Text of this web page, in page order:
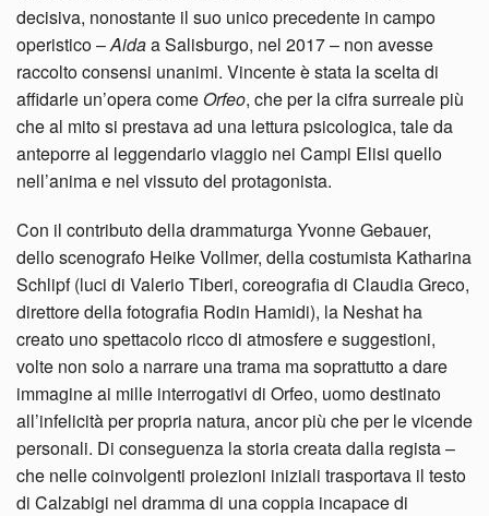
decisiva, nonostante il suo unico precedente in campo
operistico –Aidaa Salisburgo, nel 2017 – non avesse
raccolto consensi unanimi. Vincente è stata la scelta di
affidarle un’opera come Orfeo, che per la cifra surreale più
che al mito si prestava ad una lettura psicologica, tale da
anteporre al leggendario viaggio nei Campi Elisi quello
nell’anima e nel vissuto del protagonista.
Con il contributo della drammaturga Yvonne Gebauer,
dello scenografo Heike Vollmer, della costumista Katharina
Schlipf (luci di Valerio Tiberi, coreografia di Claudia Greco,
direttore della fotografia Rodin Hamidi), la Neshat ha
creato uno spettacolo ricco di atmosfere e suggestioni,
volte non solo a narrare una trama ma soprattutto a dare
immagine ai mille interrogativi di Orfeo, uomo destinato
all’infelicità per propria natura, ancor più che per le vicende
personali. Di conseguenza la storia creata dalla regista –
che nelle coinvolgenti proiezioni iniziali trasportava il testo
di Calzabigi nel dramma di una coppia incapace di